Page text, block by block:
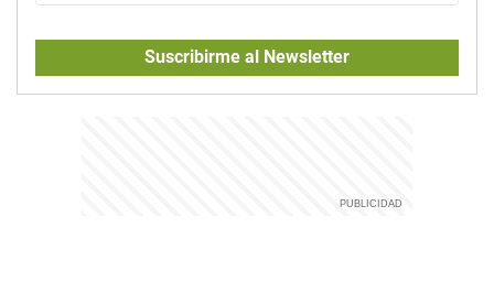
Suscribirme al Newsletter